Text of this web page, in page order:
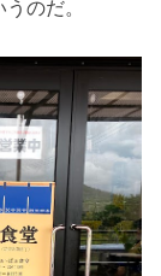
のだ。